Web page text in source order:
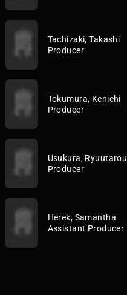
Tachizaki, Takashi
Producer
Tokumura, Kenichi
Producer
Usukura, Ryuutarou
Producer
Herek, Samantha
Assistant Producer